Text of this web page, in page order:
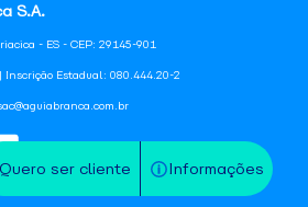
Quero ser cliente Informações
S.A.
- ES - CEP: 29145-901
Inscrição Estadual: 080.444.20-2